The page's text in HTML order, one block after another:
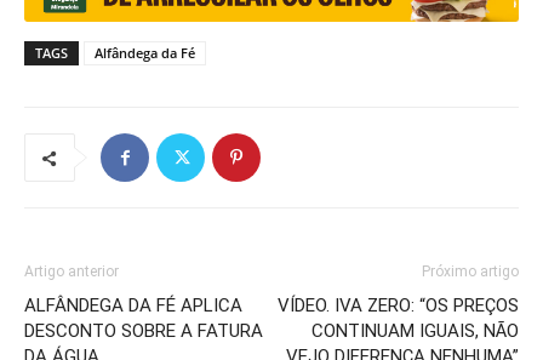
TAGS Alfândega da Fé
Artigo anterior
ALFÂNDEGA DA FÉ APLICA
DESCONTO SOBRE A FATURA
Próximo artigo
VÍDEO. IVA ZERO: “OS PREÇOS
CONTINUAM IGUAIS, NÃO